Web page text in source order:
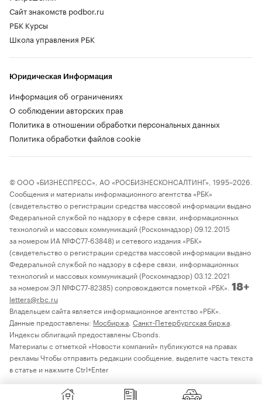
Сайт знакомств podbor.ru
РБК Курсы
Школа управления РБК
Юридическая Информация
Информация об ограничениях
О соблюдении авторских прав
Политика в отношении обработки персональных данных
Политика обработки файлов cookie
© ООО «БИЗНЕСПРЕСС», АО «РОСБИЗНЕСКОНСАЛТИНГ», 1995–2026.
Сообщения и материалы информационного агентства «РБК»
(свидетельство о регистрации средства массовой информации выдано
Федеральной службой по надзору в сфере связи, информационных
технологий и массовых коммуникаций (Роскомнадзор) 09.12.2015
за номером ИА №ФС77-63848) и сетевого издания «РБК»
(свидетельство о регистрации средства массовой информации выдано
Федеральной службой по надзору в сфере связи, информационных
технологий и массовых коммуникаций (Роскомнадзор) 03.12.2021
за номером ЭЛ №ФС77-82385) сопровождаются пометкой «РБК». 18+
letters@rbc.ru
Владельцем сайта является информационное агентство «РБК».
Данные предоставлены: Мосбиржа Санкт-Петербургская биржа
Индексы облигаций предоставлены Cbonds.
Материалы с отметкой «Новости компаний» публикуются на правах
рекламы Чтобы отправить редакции сообщение, выделите часть текста
в статье и нажмите Ctrl+Enter